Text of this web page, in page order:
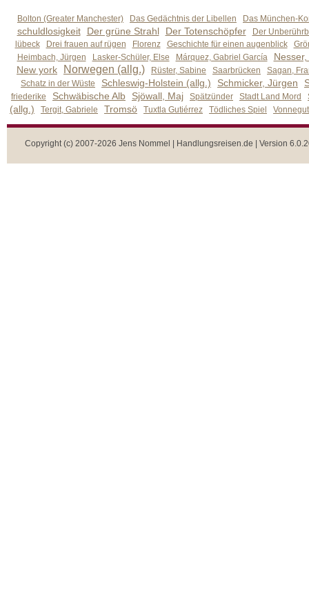
Bolton (Greater Manchester) Das Gedächtnis der Libellen Das München-
schuldlosigkeit Der grüne Strahl Der Totenschöpfer
Der
lübeck
Drei frauen auf rügen Florenz Geschichte für einen augenblick
Heimbach, Jürgen
Lasker-Schüler, Else Márquez, Gabriel García
New york
Norwegen (allg.) Rüster, Sabine Saarbrücken
Sagan,
Schatz in der Wüste
Schleswig-Holstein (allg.) Schmicker, Jürgen
friederike Schwäbische Alb Sjöwall, Maj Spätzünder Stadt Land Mord
(allg.) Tergit, Gabriele Tromsö Tuxtla Gutiérrez Tödliches Spiel
Copyright (c) 2007-2026 Jens Nommel | Handlungsreisen.de | Version